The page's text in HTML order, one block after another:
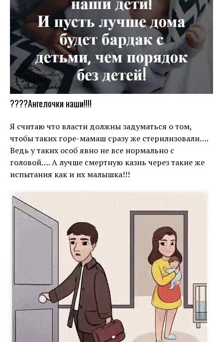
????Ангелочки наши!!!!
Я считаю что власти должны задуматься о том,
чтобы таких горе-мамаш сразу же стерилизовали….
Ведь у таких особ явно не все нормально с
головой…. А лучше смертную казнь через такие же
испытания как и их малышка!!!